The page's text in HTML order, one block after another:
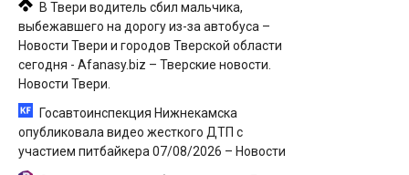
В Твери водитель сбил мальчика,
выбежавшего на дорогу из-за автобуса –
Новости Твери и городов Тверской области
сегодня - Afanasy.biz – Тверские новости.
Новости Твери.
Госавтоинспекция Нижнекамска
опубликовала видео жесткого ДТП с
участием питбайкера 07/08/2026 – Новости